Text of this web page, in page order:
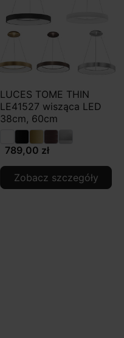
LUCES TOME THIN
LE41527 wisząca LED
38cm, 60cm
789,00 zł
Zobacz szczegóły